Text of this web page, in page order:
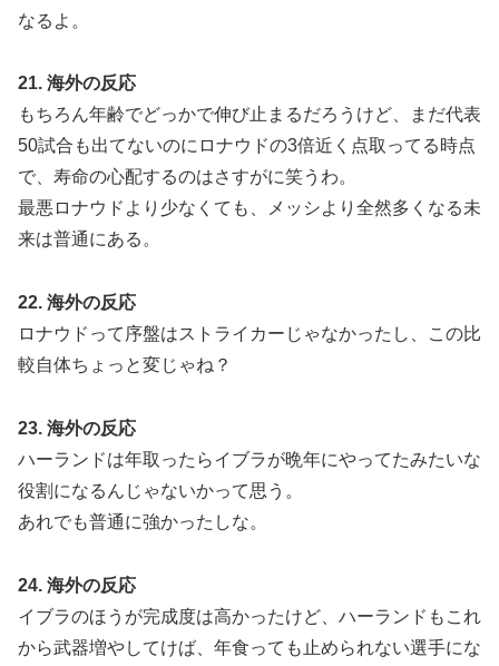
なるよ。
21. 海外の反応
もちろん年齢でどっかで伸び止まるだろうけど、まだ代表
50試合も出てないのにロナウドの3倍近く点取ってる時点
で、寿命の心配するのはさすがに笑うわ。
最悪ロナウドより少なくても、メッシより全然多くなる未
来は普通にある。
22. 海外の反応
ロナウドって序盤はストライカーじゃなかったし、この比
較自体ちょっと変じゃね？
23. 海外の反応
ハーランドは年取ったらイブラが晩年にやってたみたいな
役割になるんじゃないかって思う。
あれでも普通に強かったしな。
24. 海外の反応
イブラのほうが完成度は高かったけど、ハーランドもこれ
から武器増やしてけば、年食っても止められない選手にな